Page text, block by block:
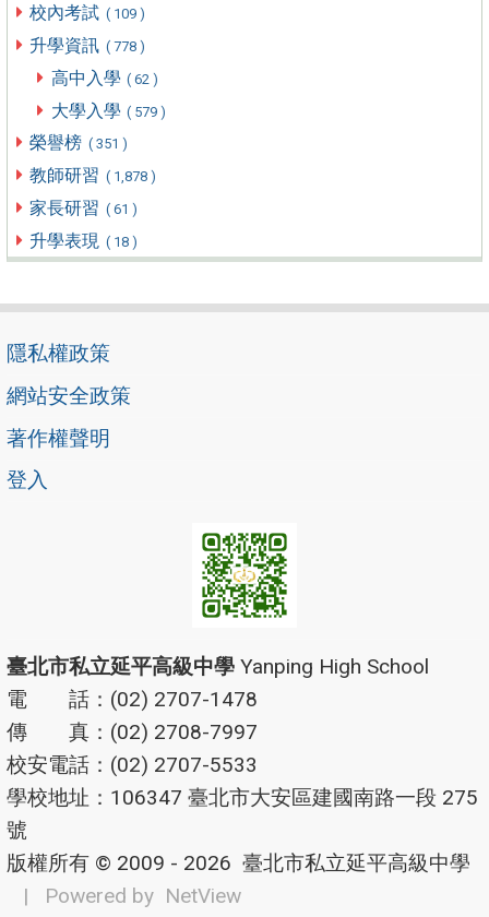
校內考試 ( 109 )
升學資訊 ( 778 )
高中入學 ( 62 )
大學入學 ( 579 )
榮譽榜 ( 351 )
教師研習 ( 1,878 )
家長研習 ( 61 )
升學表現 ( 18 )
隱私權政策
網站安全政策
著作權聲明
登入
臺北市私立延平高級中學 Yanping High School
電 話：(02) 2707-1478
傳 真：(02) 2708-7997
校安電話：(02) 2707-5533
學校地址：106347 臺北市大安區建國南路一段 275
號
版權所有 © 2009 - 2026 臺北市私立延平高級中學
| Powered by NetView